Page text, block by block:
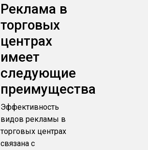
Реклама в
торговых
центрах
имеет
следующие
преимущества
Эффективность
видов рекламы в
торговых центрах
связана с